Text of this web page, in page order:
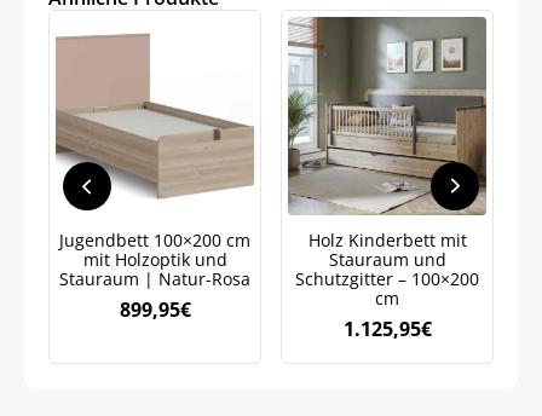
Jugendbett 100×200 cm
mit Holzoptik und
Stauraum | Natur-Rosa
899,95€
Holz Kinderbett mit
Stauraum und
Schutzgitter – 100×200
cm
1.125,95€
5% Rabatt
auf Ihre erste Bestellung sichern!
Meinen Code senden
Bleiben Sie auf dem Laufenden über